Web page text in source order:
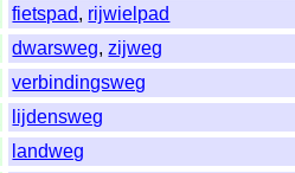
fietspad, rijwielpad
dwarsweg,zijweg
verbindingsweg
lijdensweg
landweg